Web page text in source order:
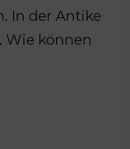
In der Antike
Wie können